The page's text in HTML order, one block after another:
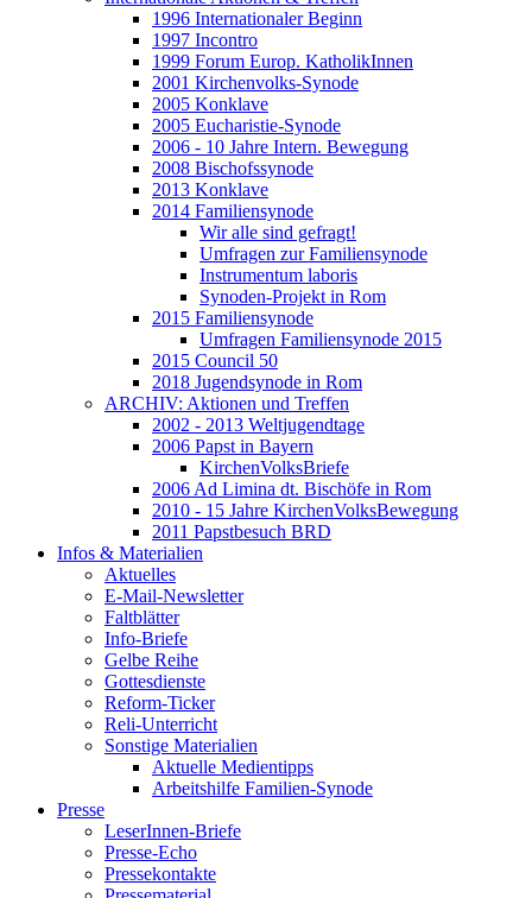
1996 Internationaler Beginn
1997 Incontro
1999 Forum Europ. KatholikInnen
2001 Kirchenvolks-Synode
2005 Konklave
2005 Eucharistie-Synode
2006 - 10 Jahre Intern. Bewegung
2008 Bischofssynode
2013 Konklave
2014 Familiensynode
Wir alle sind gefragt!
Umfragen zur Familiensynode
Instrumentum laboris
Synoden-Projekt in Rom
2015 Familiensynode
Umfragen Familiensynode 2015
2015 Council 50
2018 Jugendsynode in Rom
ARCHIV: Aktionen und Treffen
2002 - 2013 Weltjugendtage
2006 Papst in Bayern
KirchenVolksBriefe
2006 Ad Limina dt. Bischöfe in Rom
2010 - 15 Jahre KirchenVolksBewegung
2011 Papstbesuch BRD
Infos & Materialien
Aktuelles
E-Mail-Newsletter
Faltblätter
Info-Briefe
Gelbe Reihe
Gottesdienste
Reform-Ticker
Reli-Unterricht
Sonstige Materialien
Aktuelle Medientipps
Arbeitshilfe Familien-Synode
Presse
LeserInnen-Briefe
Presse-Echo
Pressekontakte